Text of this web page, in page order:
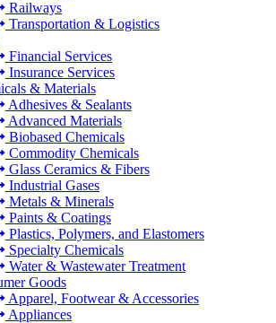
Railways
Transportation & Logistics
Financial Services
Insurance Services
& Materials
Adhesives & Sealants
Advanced Materials
Biobased Chemicals
Commodity Chemicals
Glass Ceramics & Fibers
Industrial Gases
Metals & Minerals
Paints & Coatings
Plastics, Polymers, and Elastomers
Specialty Chemicals
Water & Wastewater Treatment
Goods
Apparel, Footwear & Accessories
Appliances